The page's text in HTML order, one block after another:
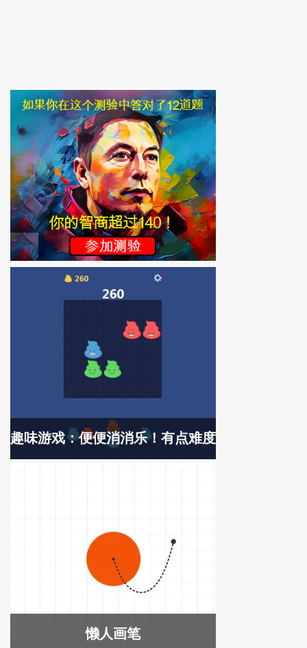
趣味游戏：便便消消乐！有点难度
懒人画笔